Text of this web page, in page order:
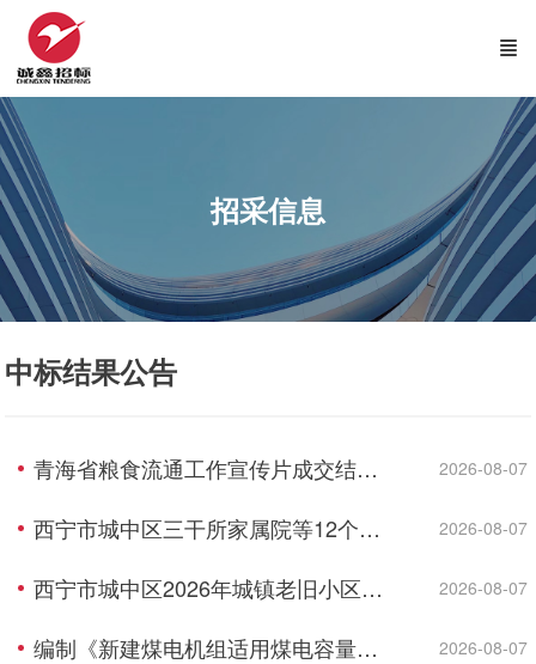
招采信息
中标结果公告
青海省粮食流通工作宣传片成交结果公告 2026-08-07
西宁市城中区三干所家属院等12个老旧小 区配套基础设施建设项目监理成交结果公告 2026-08-07
西宁市城中区2026年城镇老旧小区综合墅治项目--民俗风情园等2个小区监理成交结果公告 2026-08-07
编制《新建煤电机组适用煤电容量电价机制认定及老旧机组关停技术评估》成交结果公告 2026-08-07